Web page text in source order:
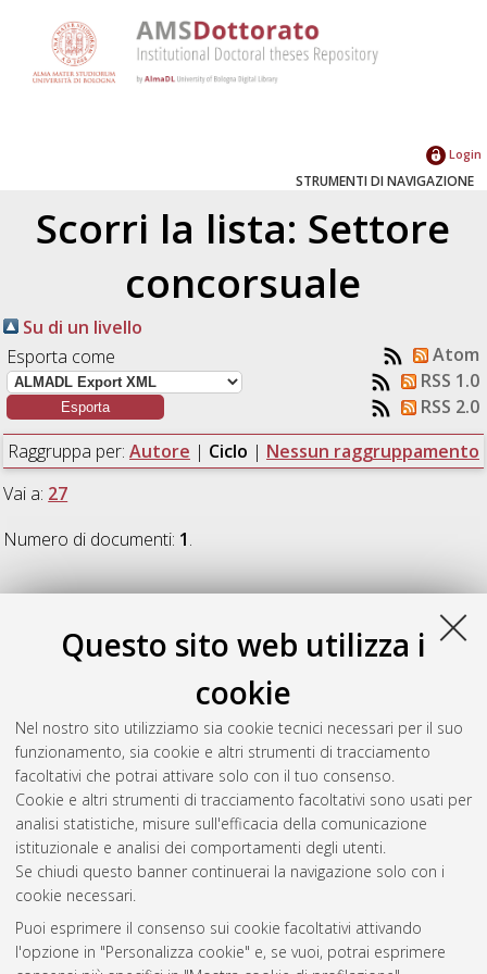
Questo sito web utilizza i
cookie
Nel nostro sito utilizziamo sia cookie tecnici necessari per il suo
funzionamento, sia cookie e altri strumenti di tracciamento
facoltativi che potrai attivare solo con il tuo consenso.
Cookie e altri strumenti di tracciamento facoltativi sono usati per
analisi statistiche, misure sull'efficacia della comunicazione
istituzionale e analisi dei comportamenti degli utenti.
Se chiudi questo banner continuerai la navigazione solo con i
cookie necessari.
Puoi esprimere il consenso sui cookie facoltativi attivando
l'opzione in "Personalizza cookie" e, se vuoi, potrai esprimere
Login
STRUMENTI DI NAVIGAZIONE
Scorri la lista: Settore
concorsuale
Su di un livello
Esporta come
Atom
RSS 1.0
RSS 2.0
Raggruppa per: Autore | Ciclo | Nessun raggruppamento
Vai a: 27
Numero di documenti: 1.
27
Foglino, Silvia(2015) Le cure oncologiche e la prospettiva del
paziente. Revisione di letteratura e un caso di studio
[Dissertation thesis], Alma Mater Studiorum Università di
Bologna. Dottorato di ricerca inScienze mediche generali e
dei servizi, 27 Ciclo. DOI 10.6092/unibo/amsdottorato/6820.
Questa lista e' stata generata il Wed Aug 5 20:39:57 2026
Atom
Rss 1.0